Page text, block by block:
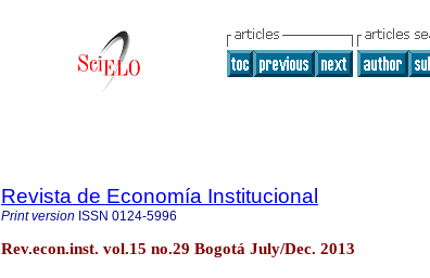
Revista de Economía Institucional
Print version ISSN 0124-5996
Rev.econ.inst. vol.15 no.29 Bogotá July/Dec. 2013